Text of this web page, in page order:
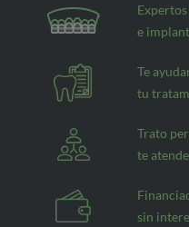
e
Te
tu
Trato
te
sin